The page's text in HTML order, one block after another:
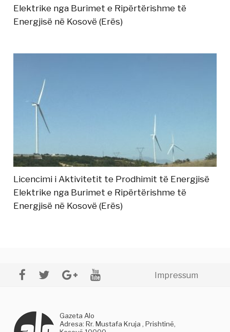
Elektrike nga Burimet e Ripërtërishme të
Energjisë në Kosovë (Erës)
Licencimi i Aktivitetit te Prodhimit të Energjisë
Elektrike nga Burimet e Ripërtërishme të
Energjisë në Kosovë (Erës)
Impressum
Gazeta Alo
Adresa: Rr. Mustafa Kruja , Prishtinë,